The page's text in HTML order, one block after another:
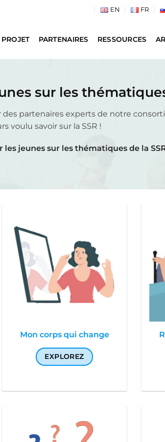
EN FR
PARTENAIRES RESSOURCES
sur les
partenaires experts de notre
voulu savoir sur la SSR !
jeunes sur les thématiques de la
Mon corps qui change
EXPLOREZ